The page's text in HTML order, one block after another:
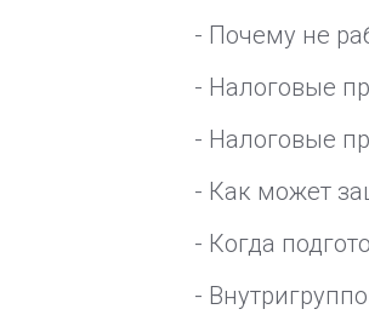
- Почему не
- Налоговые
- Налоговые
- Как может
- Когда
-